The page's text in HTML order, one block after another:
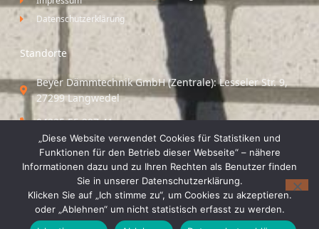
Datenschutzerklärung
Standorte
Beyer Dämmtechnik GmbH (Zentrale): Lesseler Str. 9,
27299 Langwedel
04235 55 297 41
Standort Vechta / Minden: Osloer Straße 21 49377
Vechta
04441 8 89 93 40
„Diese Website verwendet Cookies für Statistiken und
Funktionen für den Betrieb dieser Webseite“ – nähere
Informationen dazu und zu Ihren Rechten als Benutzer finden
Sie in unserer Datenschutzerklärung.
Klicken Sie auf „Ich stimme zu“, um Cookies zu akzeptieren.
oder „Ablehnen“ um nicht statistisch erfasst zu werden.